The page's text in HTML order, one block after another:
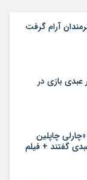
آرام گرفت
عبدی بازی در
چاپلین
گفتند + فیلم